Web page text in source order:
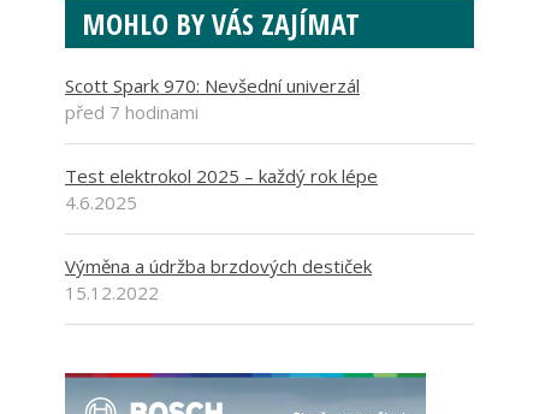
MOHLO BY VÁS ZAJÍMAT
Scott Spark 970: Nevšední univerzál
před 7 hodinami
Test elektrokol 2025 – každý rok lépe
4.6.2025
Výměna a údržba brzdových destiček
15.12.2022